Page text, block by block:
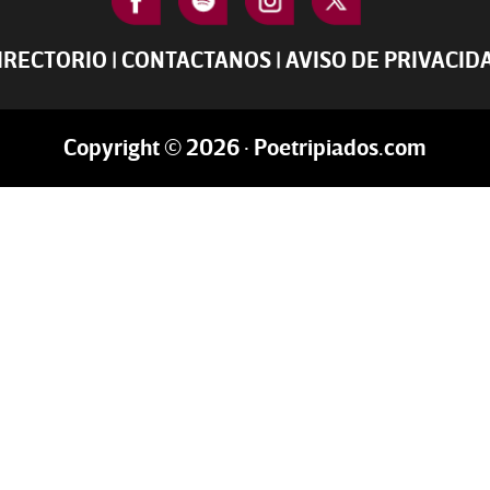
| CONTACTANOS| AVISO DE
Copyright © 2026 · Poetripiados.com